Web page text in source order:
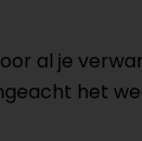
al je
het